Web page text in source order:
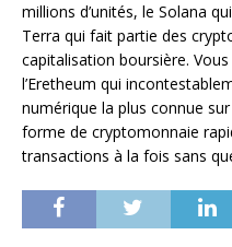
millions d’unités, le Solana
Terra qui fait partie des
capitalisation boursière.
l’Eretheum qui
numérique la plus connue
forme de cryptomonnaie
transactions à la fois sans